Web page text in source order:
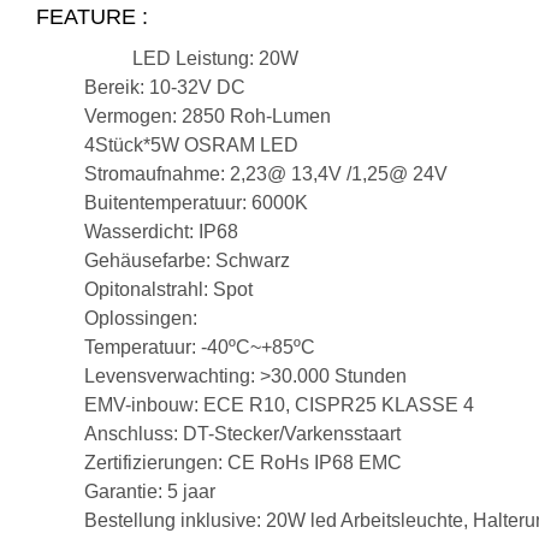
FEATURE :
LED Leistung: 20W
Bereik: 10-32V DC
Vermogen: 2850 Roh-Lumen
4Stück*5W OSRAM LED
Stromaufnahme: 2,23@ 13,4V /1,25@ 24V
Buitentemperatuur: 6000K
Wasserdicht: IP68
Gehäusefarbe: Schwarz
Opitonalstrahl: Spot
Oplossingen:
Temperatuur: -40ºC~+85ºC
Levensverwachting: >30.000 Stunden
EMV-inbouw: ECE R10, CISPR25 KLASSE 4
Anschluss: DT-Stecker/Varkensstaart
Zertifizierungen: CE RoHs IP68 EMC
Garantie: 5 jaar
Bestellung inklusive: 20W led Arbeitsleuchte,